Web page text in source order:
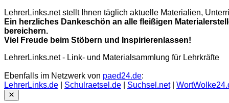
LehrerLinks.net stellt Ihnen täglich aktuelle Materialien,
Ein herzliches Dankeschön an alle fleißigen
bereichern.
Viel Freude beim Stöbern und Inspirierenlassen!
LehrerLinks.net - Link- und Materialsammlung für Lehrkräfte
Ebenfalls im Netzwerk von paed24.de:
LehrerLinks.de
Schulraetsel.de Suchsel.net|
Close